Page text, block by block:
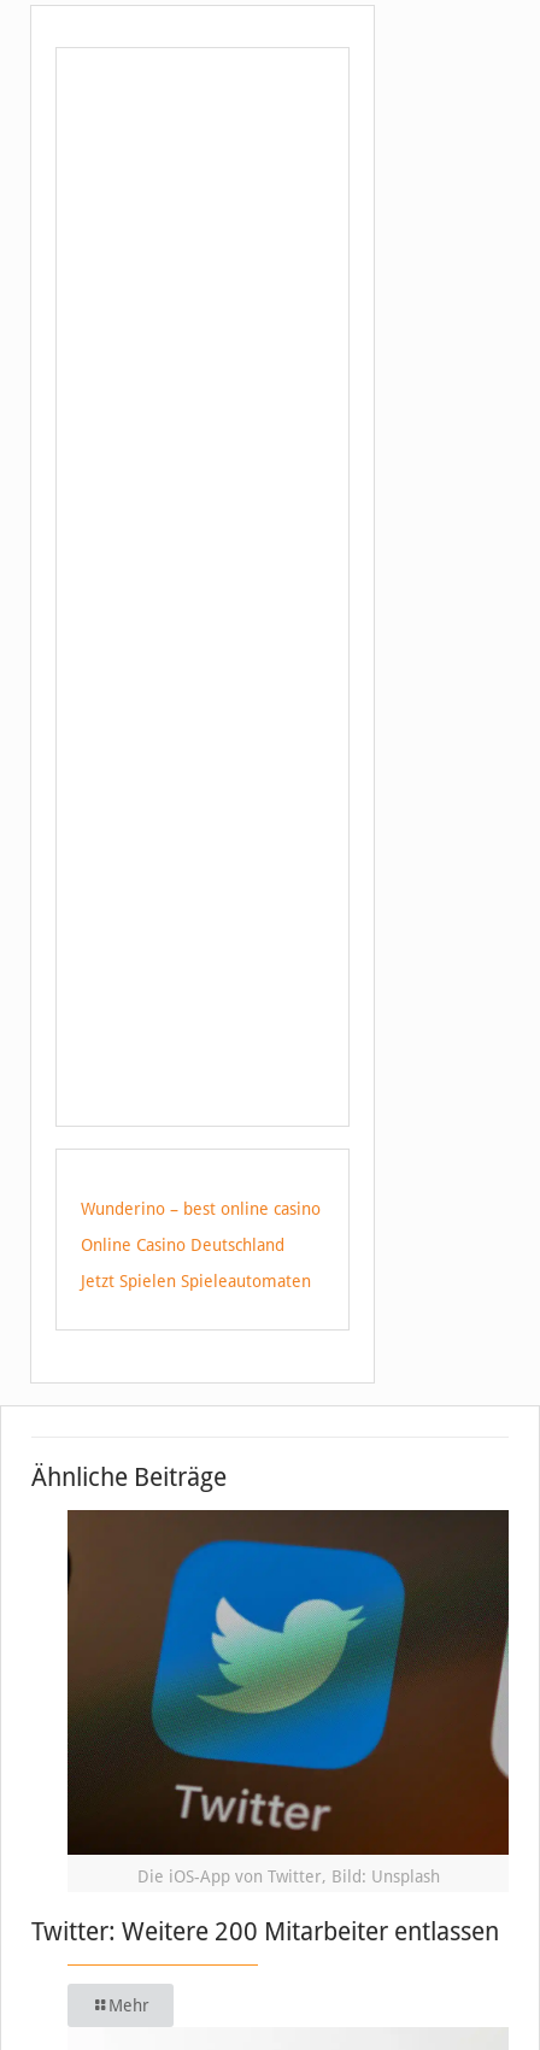
Wunderino – best online casino
Online Casino Deutschland
Jetzt Spielen Spieleautomaten
Ähnliche Beiträge
Die iOS-App von Twitter, Bild: Unsplash
Twitter: Weitere 200 Mitarbeiter entlassen
Mehr